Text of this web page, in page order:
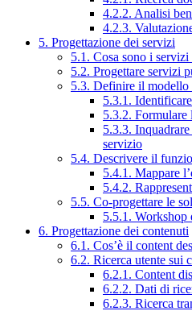
4.2.2. Analisi
4.2.3.
5. Progettazione dei servizi
5.1. Cosa sono i
5.2. Progettare servizi
5.3. Definire il modello
5.3.1.
5.3.2. Formulare
5.3.3.
servizio
5.4. Descrivere il
5.4.1. Mappare
5.4.2.
5.5. Co-progettare le
5.5.1. Workshop
6. Progettazione dei contenuti
6.1. Cos’è il content
6.2. Ricerca utente sui
6.2.1. Content
6.2.2. Dati di
6.2.3. Ricerca